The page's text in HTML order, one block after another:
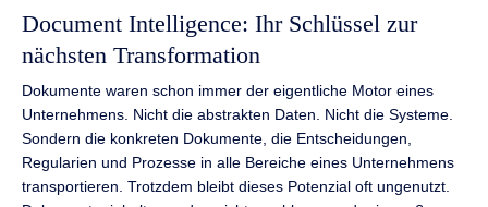
Document Intelligence: Ihr Schlüssel zur
nächsten Transformation
Dokumente waren schon immer der eigentliche Motor eines
Unternehmens. Nicht die abstrakten Daten. Nicht die Systeme.
Sondern die konkreten Dokumente, die Entscheidungen,
Regularien und Prozesse in alle Bereiche eines Unternehmens
transportieren. Trotzdem bleibt dieses Potenzial oft ungenutzt.